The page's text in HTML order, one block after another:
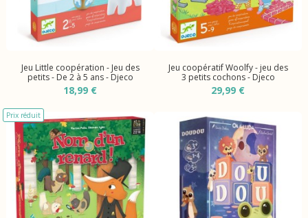
Jeu Little coopération - Jeu des
petits - De 2 à 5 ans - Djeco
18,99 €
Jeu coopératif Woolfy - jeu des
3 petits cochons - Djeco
29,99 €
Prix réduit